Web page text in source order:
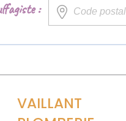
:
VAILLANT